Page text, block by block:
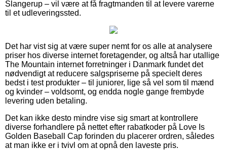
Slangerup – vil være at få fragtmanden til at levere varerne
til et udleveringssted.
Det har vist sig at være super nemt for os alle at analysere
priser hos diverse internet foretagender, og altså har utallige
The Mountain internet forretninger i Danmark fundet det
nødvendigt at reducere salgspriserne på specielt deres
bedst i test produkter – til juniorer, lige så vel som til mænd
og kvinder – voldsomt, og endda nogle gange frembyde
levering uden betaling.
Det kan ikke desto mindre vise sig smart at kontrollere
diverse forhandlere på nettet efter rabatkoder på Love Is
Golden Baseball Cap forinden du placerer ordren, således
at man ikke er i tvivl om at opnå den laveste pris.